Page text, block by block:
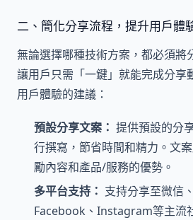
二、簡化分享流程，提升用戶體
無論選擇哪種技術方案，都必須將
讓用戶只需「一鍵」就能完成分享
用戶體驗的建議：
預設分享文案： 提供預設的分
行撰寫，節省時間和精力。文
勵內容和產品/服務的優勢。
多平台支持： 支持分享至微信
Facebook、Instagram等主流